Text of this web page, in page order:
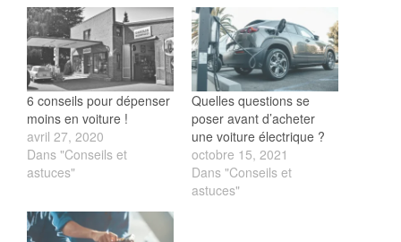
6 conseils pour dépenser
moins en voiture !
avril 27, 2020
Dans "Conseils et
astuces"
Quelles questions se
poser avant d’acheter
une voiture électrique ?
octobre 15, 2021
Dans "Conseils et
astuces"